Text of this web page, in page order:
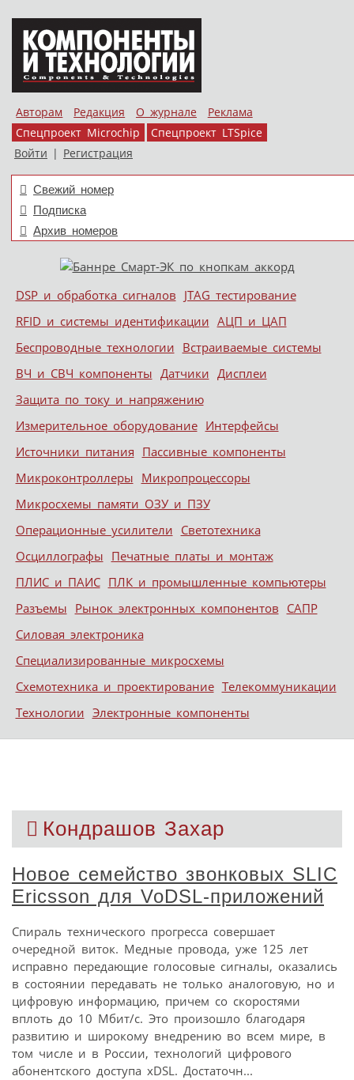
Авторам Редакция О журнале
Реклама
Спецпроект Microchip
Спецпроект LTSpice
Войти | Регистрация
Свежий номер
Подписка
Архив номеров
Меню
Skip to content
DSP и обработка сигналов JTAG тестирование
RFID и системы идентификации АЦП и ЦАП
Беспроводные технологии Встраиваемые системы
ВЧ и СВЧ компоненты Датчики Дисплеи
Защита по току и напряжению
Измерительное оборудование Интерфейсы
Источники питания Пассивные компоненты
Микроконтроллеры Микропроцессоры
Микросхемы памяти ОЗУ и ПЗУ
Операционные усилители Светотехника
Осциллографы Печатные платы и монтаж
ПЛИС и ПАИС ПЛК и промышленные компьютеры
Разъемы Рынок электронных компонентов САПР
Силовая электроника
Специализированные микросхемы
Схемотехника и проектирование Телекоммуникации
Технологии Электронные компоненты
Кондрашов Захар
Новое семейство звонковых SLIC
Ericsson для VoDSL-приложений
Спираль технического прогресса совершает
очередной виток. Медные провода, уже 125 лет
исправно передающие голосовые сигналы, оказались
в состоянии передавать не только аналоговую, но и
цифровую информацию, причем со скоростями
вплоть до 10 Мбит/с. Это произошло благодаря
развитию и широкому внедрению во всем мире, в
том числе и в России, технологий цифрового
абонентского доступа xDSL. Достаточн...